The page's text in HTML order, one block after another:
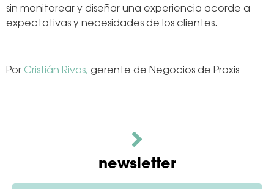
sin monitorear y diseñar una experiencia acorde a
expectativas y necesidades de los clientes.
Por Cristián Rivas, gerente de Negocios de Praxis
newsletter